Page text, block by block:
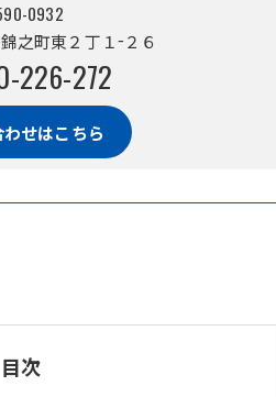
0932
之町東２丁１−２６
226-272
せはこちら
目次